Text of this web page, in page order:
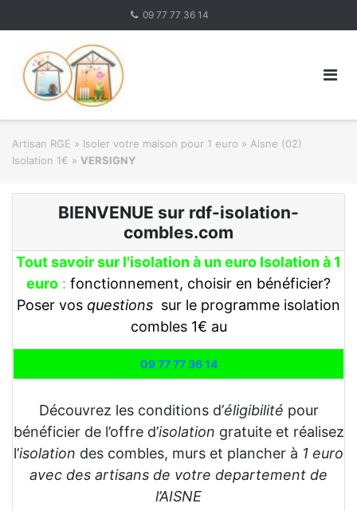
09 77 77 36 14
Artisan RGE » Isoler votre maison pour 1 euro » Aisne (02)
Isolation 1€ » VERSIGNY
BIENVENUE sur rdf-isolation-
combles.com
Tout savoir sur l'isolation à un euro Isolation à 1
euro : fonctionnement, choisir en bénéficier?
Poser vos questions sur le programme isolation
combles 1€ au
09 77 77 36 14
Découvrez les conditions d’éligibilité pour
bénéficier de l’offre d’isolation gratuite et réalisez
l’isolation des combles, murs et plancher à 1 euro
avec des artisans de votre departement de
l’AISNE